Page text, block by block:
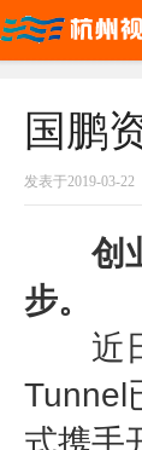
国鹏
发表于2019-03-22
创业
步。
近日
Tunnel
式携手